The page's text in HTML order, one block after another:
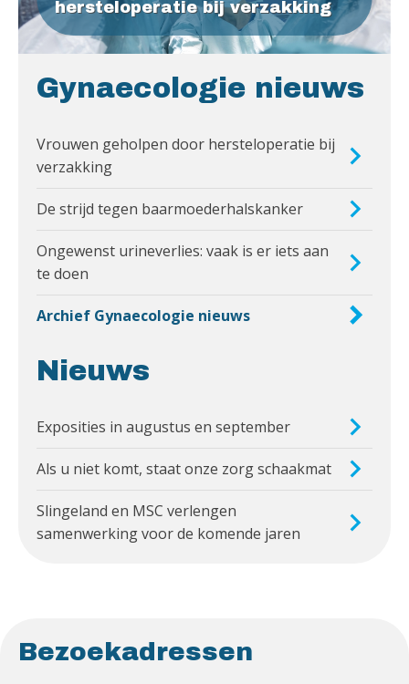
hersteloperatie bij verzakking
Gynaecologie nieuws
Vrouwen geholpen door hersteloperatie bij
verzakking
De strijd tegen baarmoederhalskanker
Ongewenst urineverlies: vaak is er iets aan
te doen
Archief Gynaecologie nieuws
Nieuws
Exposities in augustus en september
Als u niet komt, staat onze zorg schaakmat
Slingeland en MSC verlengen
samenwerking voor de komende jaren
Bezoekadressen